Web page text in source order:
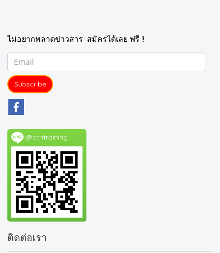
ไม่อยากพลาดข่าวสาร สมัครได้เลย ฟรี !!
Subscribe
@dtntraining
ติดต่อเรา